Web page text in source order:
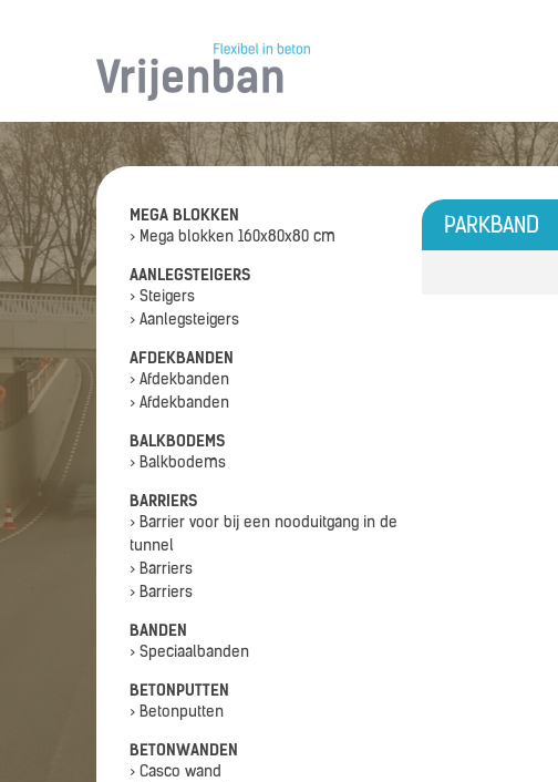
MEGA BLOKKEN
> Mega blokken 160x80x80 cm
AANLEGSTEIGERS
> Steigers
> Aanlegsteigers
AFDEKBANDEN
> Afdekbanden
> Afdekbanden
BALKBODEMS
> Balkbodems
BARRIERS
> Barrier voor bij een nooduitgang in de
tunnel
> Barriers
> Barriers
BANDEN
> Speciaalbanden
BETONPUTTEN
> Betonputten
BETONWANDEN
> Casco wand
PARKBAND